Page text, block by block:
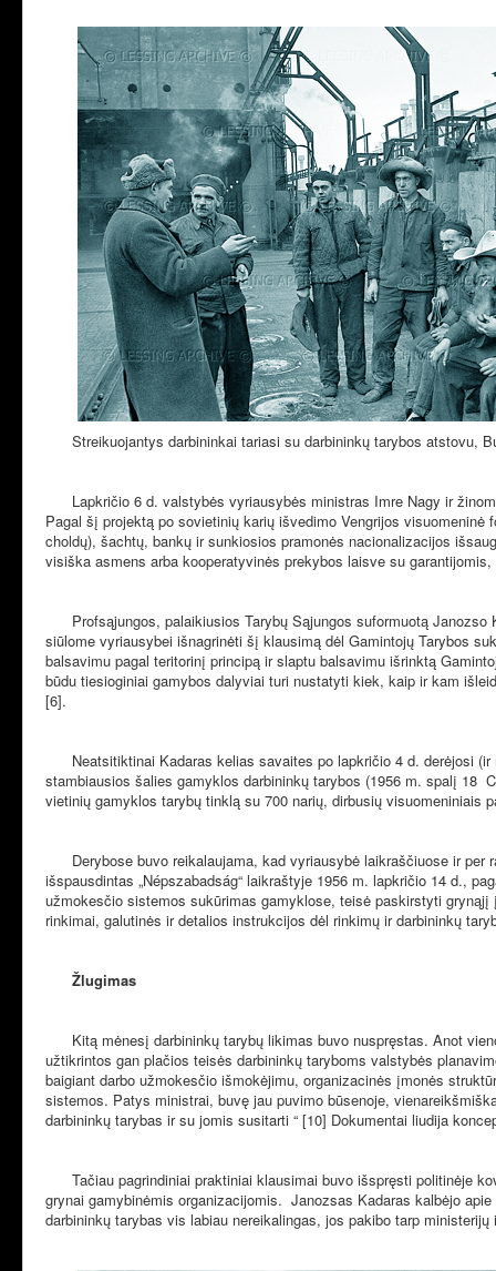
Streikuojantys darbininkai tariasi su darbininkų tarybos atstovu,
Lapkričio 6 d. valstybės vyriausybės ministras Imre Nagy ir
Pagal šį projektą po sovietinių karių išvedimo Vengrijos
choldų), šachtų, bankų ir sunkiosios pramonės nacionalizacijos
visiška asmens arba kooperatyvinės prekybos laisve su
Profsąjungos, palaikiusios Tarybų Sąjungos suformuotą
siūlome vyriausybei išnagrinėti šį klausimą dėl Gamintojų Tarybos
balsavimu pagal teritorinį principą ir slaptu balsavimu išrinktą
būdu tiesioginiai gamybos dalyviai turi nustatyti kiek, kaip ir kam
[6].
Neatsitiktinai Kadaras kelias savaites po lapkričio 4 d. derėjosi
stambiausios šalies gamyklos darbininkų tarybos (1956 m. spalį 18
vietinių gamyklos tarybų tinklą su 700 narių, dirbusių visuomeniniais
Derybose buvo reikalaujama, kad vyriausybė laikraščiuose ir
išspausdintas „Népszabadság“ laikraštyje 1956 m. lapkričio 14 d.,
užmokesčio sistemos sukūrimas gamyklose, teisė paskirstyti
rinkimai, galutinės ir detalios instrukcijos dėl rinkimų ir darbininkų
Žlugimas
Kitą mėnesį darbininkų tarybų likimas buvo nuspręstas. Anot
užtikrintos gan plačios teisės darbininkų taryboms valstybės
baigiant darbo užmokesčio išmokėjimu, organizacinės įmonės
sistemos. Patys ministrai, buvę jau puvimo būsenoje,
darbininkų tarybas ir su jomis susitarti “ [10] Dokumentai liudija
Tačiau pagrindiniai praktiniai klausimai buvo išspręsti politinėje
grynai gamybinėmis organizacijomis. Janozsas Kadaras kalbėjo
darbininkų tarybas vis labiau nereikalingas, jos pakibo tarp